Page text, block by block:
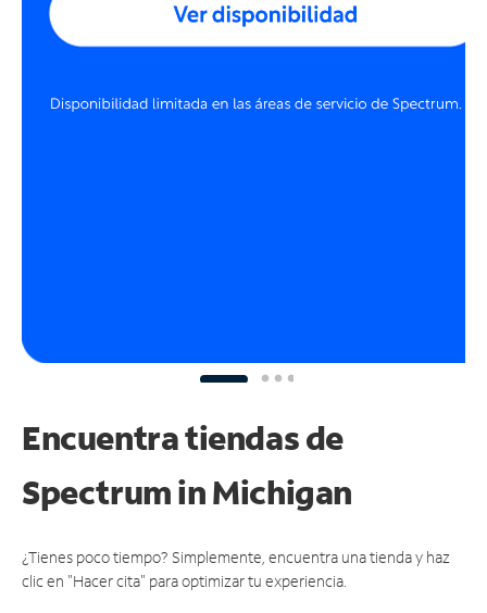
Encuentra tiendas de
Spectrumin Michigan
¿Tienes poco tiempo? Simplemente, encuentra una tienda y haz
clic en "Hacer cita" para optimizar tu experiencia.